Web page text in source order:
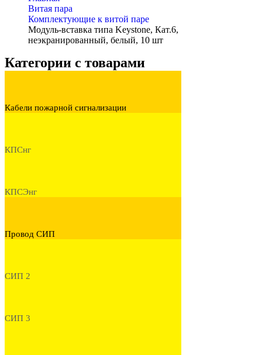
Витая пара
Комплектующие к витой паре
Модуль-вставка типа Keystone, Кат.6,
неэкранированный, белый, 10 шт
Категории с товарами
Кабели пожарной сигнализации
КПСнг
КПСЭнг
Провод СИП
СИП 2
СИП 3